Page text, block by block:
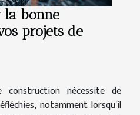
la bonne
projets de
nécessite de
notamment lorsqu'il